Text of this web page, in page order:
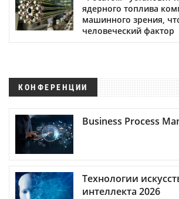
ядерного топлива
машинного зрения,
человеческий фактор
КОНФЕРЕНЦИИ
Business Process
Технологии
интеллекта 2026